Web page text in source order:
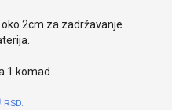
oko 2cm za zadržavanje
1 komad.
RSD.